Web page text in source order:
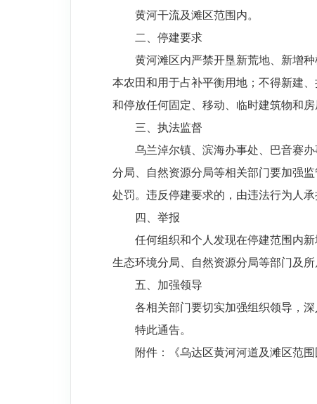
黄河干流及滩区范围内。
二、停建要求
黄河滩区内严禁开垦新荒地、新增
本农田和用于占补平衡用地；不得新建
和停放任何固定、移动、临时建筑物和
三、执法监督
乌兰淖尔镇、滨海办事处、巴音赛
分局、自然资源分局等相关部门要加强
处罚。违反停建要求的，由违法行为人
四、举报
任何组织和个人发现在停建范围内
生态环境分局、自然资源分局等部门及
五、加强领导
各相关部门要切实加强组织领导，
特此通告。
附件：《乌达区黄河河道及滩区范围